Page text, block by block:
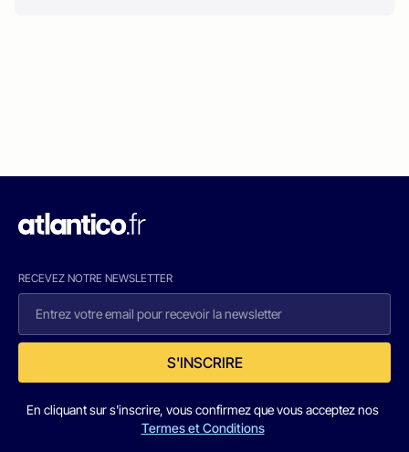
RECEVEZ NOTRE NEWSLETTER
S'INSCRIRE
En cliquant sur s'inscrire, vous confirmez que vous acceptez nos
Termes et Conditions